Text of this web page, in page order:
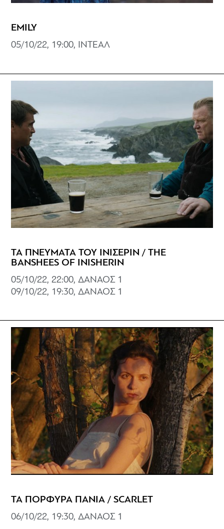
EMILY
05/10/22, 19:00, ΙΝΤΕΑΛ
ΤΑ ΠΝΕΥΜΑΤΑ ΤΟΥ ΙΝΙΣΕΡΙΝ / THE
BANSHEES OF INISHERIN
05/10/22, 22:00, ΔΑΝΑΟΣ 1
09/10/22, 19:30, ΔΑΝΑΟΣ 1
ΤΑ ΠΟΡΦΥΡΑ ΠΑΝΙΑ / SCARLET
06/10/22, 19:30, ΔΑΝΑΟΣ 1